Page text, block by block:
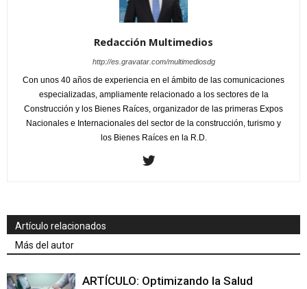
Redacción Multimedios
http://es.gravatar.com/multimediosdg
Con unos 40 años de experiencia en el ámbito de las comunicaciones
especializadas, ampliamente relacionado a los sectores de la
Construcción y los Bienes Raíces, organizador de las primeras Expos
Nacionales e Internacionales del sector de la construcción, turismo y
los Bienes Raíces en la R.D.
Artículo relacionados
Más del autor
ARTÍCULO: Optimizando la Salud